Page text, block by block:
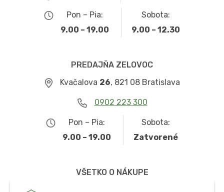
Pon – Pia:
9.00 – 19.00
Sobota:
9.00 – 12.30
PREDAJŇA ZELOVOC
Kvačalova 26, 821 08 Bratislava
0902 223 300
Pon – Pia:
9.00 – 19.00
Sobota:
Zatvorené
VŠETKO O NÁKUPE